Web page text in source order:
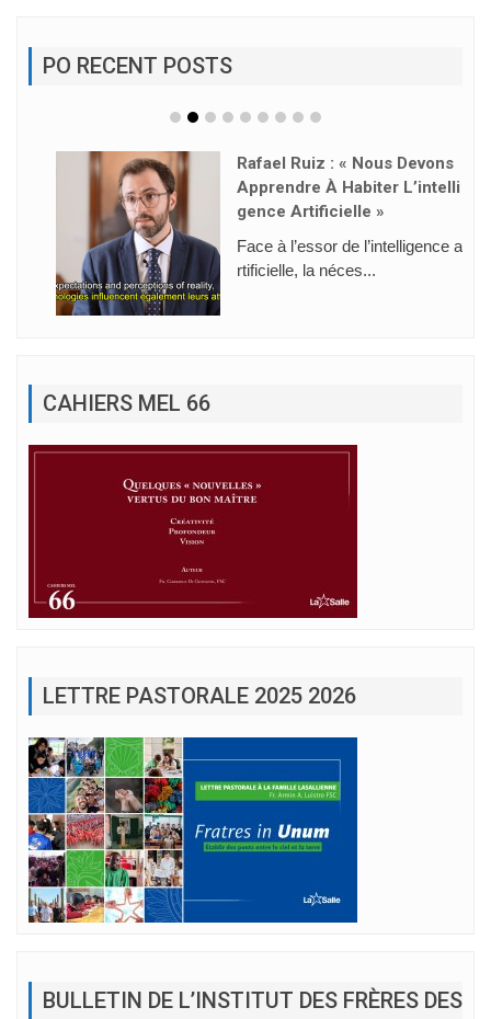
PO RECENT POSTS
Rafael Ruiz : « Nous Devons
Apprendre À Habiter L’intelli
Gence Artificielle »
Face à l’essor de l’intelligence a
rtificielle, la néces...
CAHIERS MEL 66
LETTRE PASTORALE 2025 2026
BULLETIN DE L’INSTITUT DES FRÈRES DES